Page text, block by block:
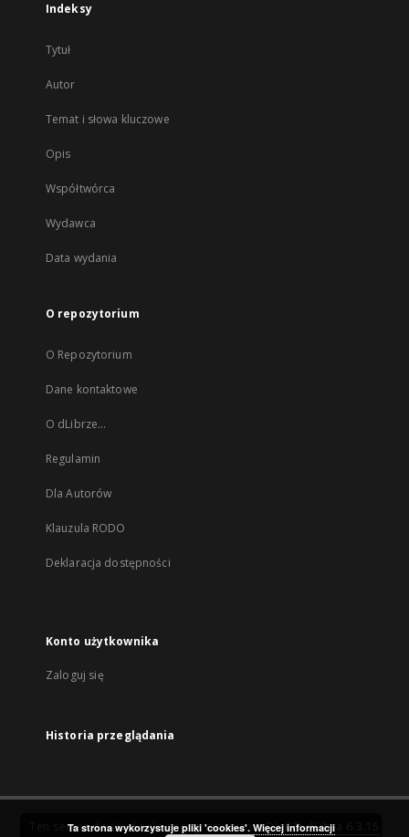
Indeksy
Tytuł
Autor
Temat i słowa kluczowe
Opis
Współtwórca
Wydawca
Data wydania
O repozytorium
O Repozytorium
Dane kontaktowe
O dLibrze...
Regulamin
Dla Autorów
Klauzula RODO
Deklaracja dostępności
Konto użytkownika
Zaloguj się
Historia przeglądania
Ten serwis działa dzięki oprogramowaniuDInGO dLibra 6.3.15
Ta strona wykorzystuje pliki 'cookies'. Więcej informacji